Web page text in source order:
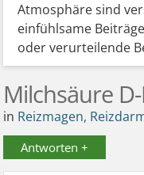
Atmosphäre sind
einfühlsame
oder verurteilende
Milchsäure
in Reizmagen,
Antworten +